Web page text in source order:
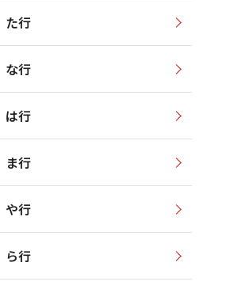
た行
な行
は行
ま行
や行
ら行